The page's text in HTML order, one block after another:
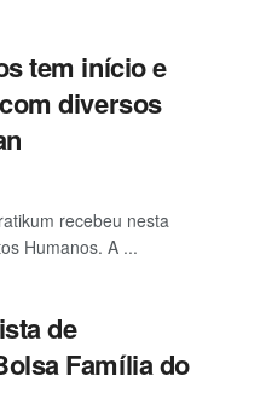
tem início e
diversos
recebeu nesta
Humanos. A ...
de
Família do